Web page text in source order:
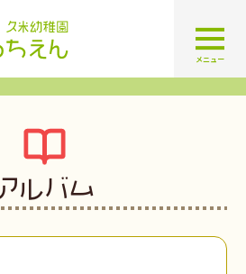
認定こども園 学校法人久米幼
メニュー
アルバム